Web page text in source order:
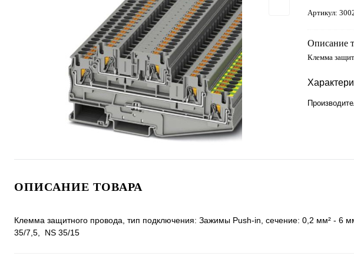
Артикул:
Описание
Клемма
ОПИСАНИЕ ТОВАРА
Клемма защитного провода, тип подключения: Зажимы Push-in, cечение: 0,2 мм² - 6
35/7,5, NS 35/15